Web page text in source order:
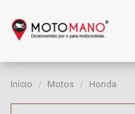
Início Motos Honda